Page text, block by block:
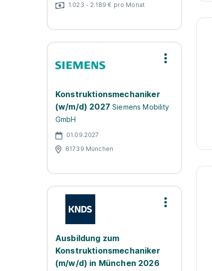
1.023 - 2.189 € pro Monat
Konstruktionsmechaniker
(w/m/d) 2027 Siemens Mobility
GmbH
01.09.2027
81739 München
Ausbildung zum
Konstruktionsmechaniker
(m/w/d) in München 2026